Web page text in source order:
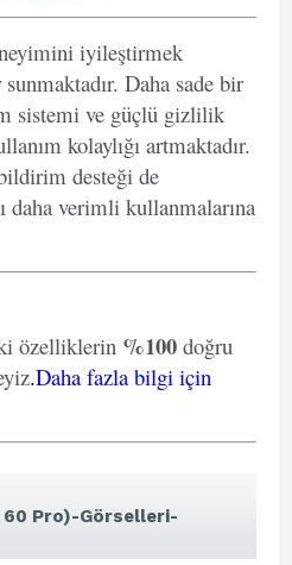
iyileştirmek
Daha sade bir
sistemi ve güçlü gizlilik
kolaylığı artmaktadır.
desteği de
daha verimli kullanmalarına
özelliklerin %100 doğru
.Daha fazla bilgi için
60 Pro)-Görselleri-